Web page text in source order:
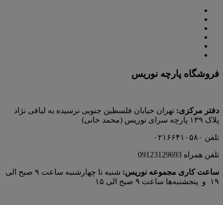
فروشگاه پارچه نوریس
دفتر مرکزی: تهران خیابان فلسطین جنوبی نرسیده به لبافی نژاد
پلاک ۱۳۹ پارچه‌ سرای نوريس (محمد خانی)
تلفن ۰۲۱۶۶۴۱۰۵۸۰
تلفن همراه 09123129693
ساعت کاری مجموعه نوریس:
شنبه تا چهارشنبه ساعت ۹ صبح الی
۱۹ و پنجشنبه‌ها ساعت ۹ صبح الی ۱۵